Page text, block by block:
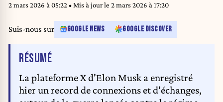
2 mars 2026 à 05:22• Mis à jour le 2 mars 2026 à 17:20
Suis-nous sur GOOGLE NEWS GOOGLE DISCOVER
RÉSUMÉDE L'ARTICLE
La plateforme X d'Elon Musk a enregistré
hier un record de connexions et d'échanges,